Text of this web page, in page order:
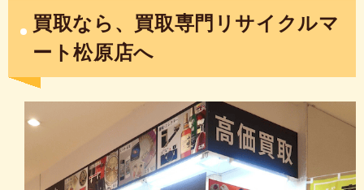
買取なら、買取専門リサイクルマ
ート松原店へ